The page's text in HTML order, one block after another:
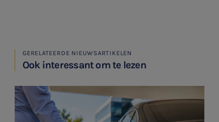
GERELATEERDE NIEUWSARTIKELEN
Ook interessant om te lezen